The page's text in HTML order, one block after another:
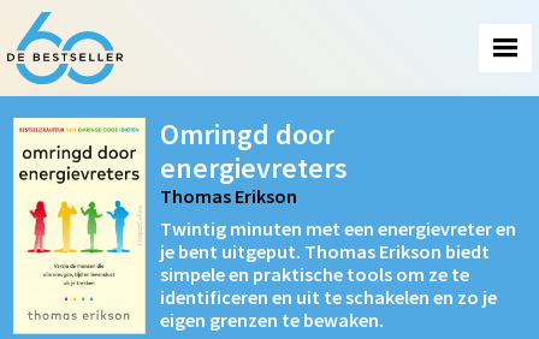
Omringd door
energievreters
Thomas Erikson
Twintig minuten met een energievreter en
je bent uitgeput. Thomas Erikson biedt
simpele en praktische tools om ze te
identificeren en uit te schakelen en zo je
eigen grenzen te bewaken.